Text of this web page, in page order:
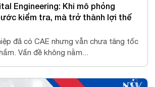
Engineering: Khi mô phỏng
kiểm tra, mà trở thành lợi thế
đã có CAE nhưng vẫn chưa tăng tốc
Vấn đề không nằm...